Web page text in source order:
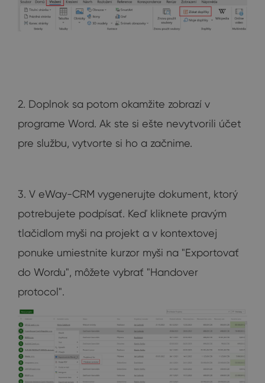
2. Doplnok sa potom okamžite zobrazí v
programe Word. Ak ste si ešte nevytvorili účet
pre službu, vytvorte si ho a začnime.
3. V eWay-CRM vygenerujte dokument, ktorý
potrebujete podpísať. Keď kliknete pravým
tlačidlom myši na projekt a v kontextovej
ponuke umiestnite kurzor myši na "Exportovať
do Wordu", môžete vybrať "Handover
protocol".